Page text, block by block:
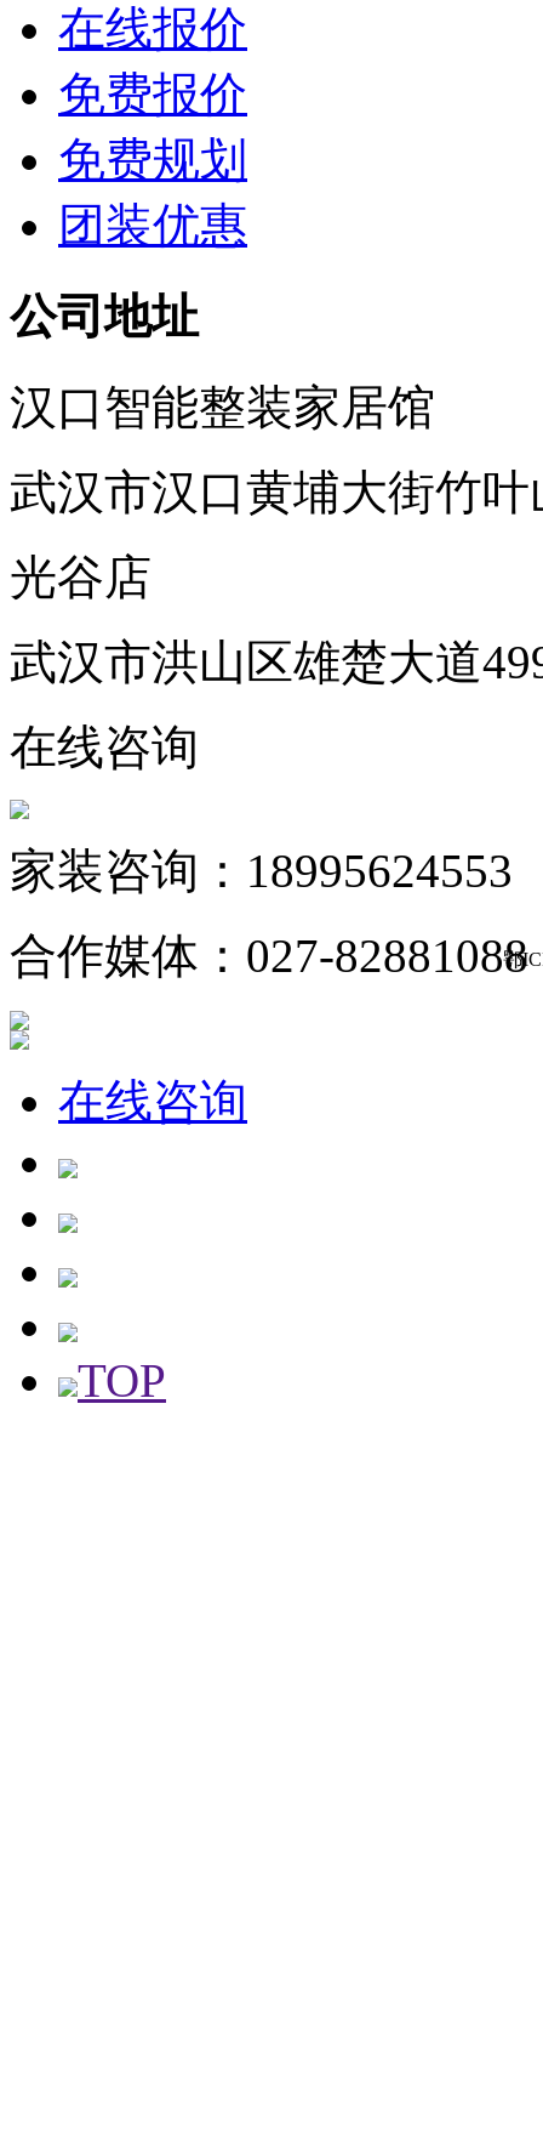
在线报价
免费报价
免费规划
团装优惠
公司地址
汉口智能整装家居馆
武汉市汉口黄埔大街竹
光谷店
武汉市洪山区雄楚大道
在线咨询
家装咨询：18995624553
合作媒体：027-82881088
鄂
在线咨询
TOP